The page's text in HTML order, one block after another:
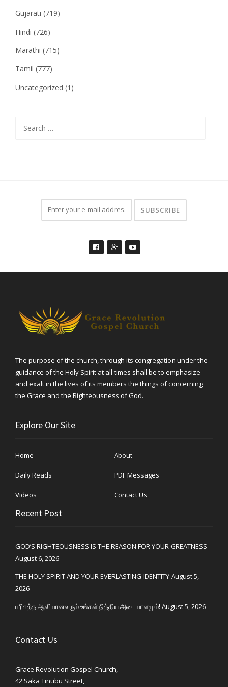
Gujarati (719)
Hindi (726)
Marathi (715)
Tamil (777)
Uncategorized (1)
for:
The purpose of the church, through its congregation under the
guidance of the Holy Spirit at all times shall be to emphasize
and exalt in the lives of its members the things of concerning
the Grace and the Righteousness of God.
Explore Our Site
Home About
Daily Reads PDF Messages
Videos Contact Us
Recent Post
GOD’S RIGHTEOUSNESS IS THE REASON FOR YOUR GREATNESS
August 6, 2026
THE HOLY SPIRIT AND YOUR EVERLASTING IDENTITYAugust 5,
2026
பரிசுத்த ஆவியானவரும் உங்கள் நித்திய அடையாளமும்! August 5, 2026
Contact Us
Grace Revolution Gospel Church,
42 Saka Tinubu Street,